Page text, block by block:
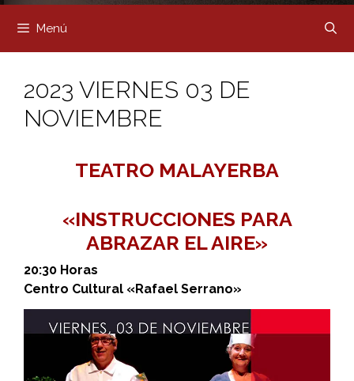
Menú
2023 VIERNES 03 DE
NOVIEMBRE
TEATRO MALAYERBA
«INSTRUCCIONES PARA
ABRAZAR EL AIRE»
20:30 Horas
Centro Cultural «Rafael Serrano»